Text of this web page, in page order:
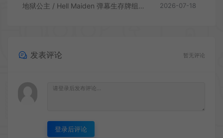
地狱公主 / Hell Maiden 弹幕生存牌组动作游戏 2026-07-18
发表评论 暂无评论
登录后评论